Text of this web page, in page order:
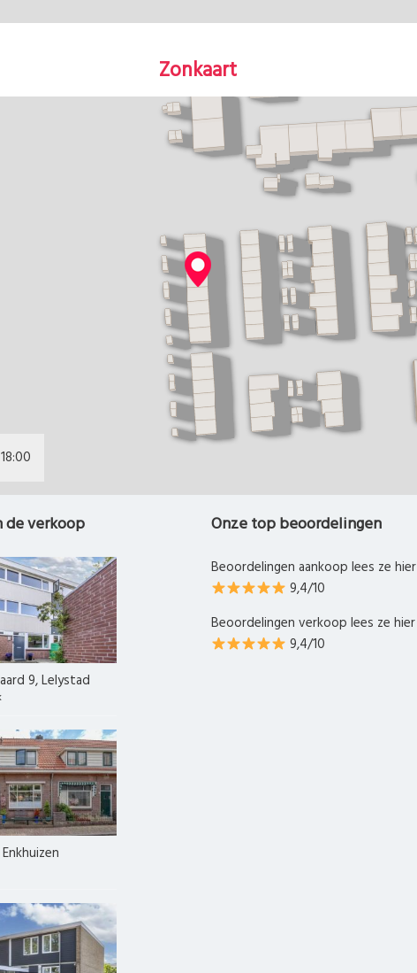
Zonkaart
18:00
verkoop
9, Lelystad
Onze top beoordelingen
Beoordelingen aankoop lees ze hier
9,4/10
Beoordelingen verkoop lees ze hier
9,4/10